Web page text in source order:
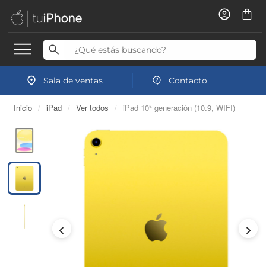
Sala de ventas Contacto
Inicio / iPad / Ver todos / iPad 10ª generación (10.9, WIFI)